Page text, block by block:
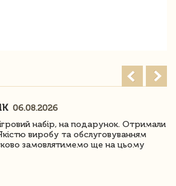
06.08.2026
набір, на подарунок. Отримали
виробу та обслуговуванням
замовлятимемо ще на цьому